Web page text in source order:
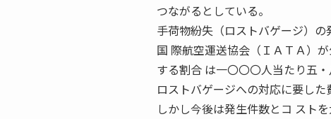
つながるとしている。
手荷物紛失（ロストバゲージ）の
国 際航空運送協会（ＩＡＴＡ）
する割合 は一〇〇〇人当たり五
ロストバゲージへの対応に要した
しかし今後は発生件数とコ スト